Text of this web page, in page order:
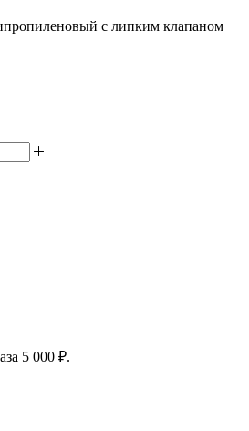
с липким клапаном
5 000 ₽.